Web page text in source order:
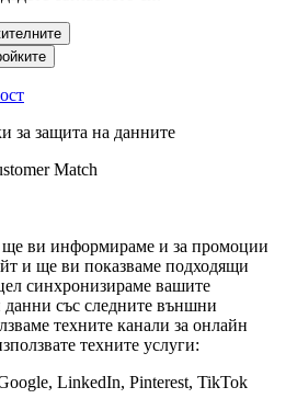
за защита на данните
Match
ще ви информираме и за промоции
и ще ви показваме подходящи
синхронизираме вашите
със следните външни
техните канали за онлайн
техните услуги:
LinkedIn, Pinterest, TikTok